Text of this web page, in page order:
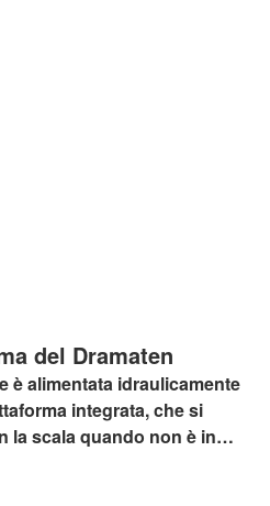
del Dramaten
è alimentata idraulicamente
integrata, che si
la scala quando non è in